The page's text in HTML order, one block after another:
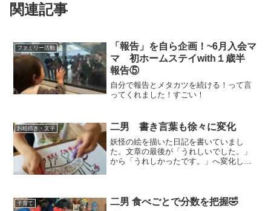
関連記事
ファミリー活動
「報告」を自ら企画！~6月入会マ
マ 初ホームステイwith１歳半
報告⑤
自分で報告とメタカツを続ける！って言
ってくれました！すごい！
お絵描き・文字 二男 書き言葉も徐々に変化
妖怪の絵を描いた日記を書いていまし
た。文章の最後が「うれしいでした。」
から「うれしかったです。」へ変化し始
子育て 二男 食べごとで分数を把握🤣